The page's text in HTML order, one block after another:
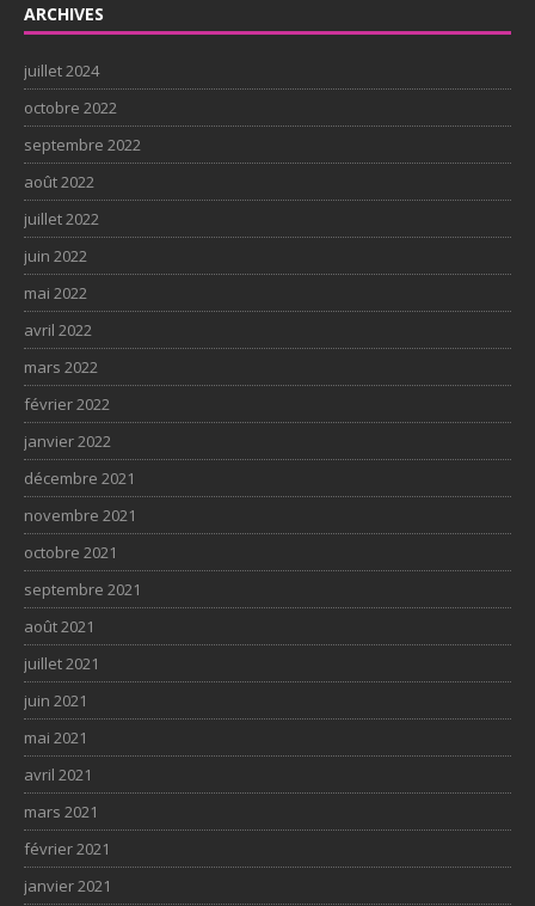
ARCHIVES
juillet 2024
octobre 2022
septembre 2022
août 2022
juillet 2022
juin 2022
mai 2022
avril 2022
mars 2022
février 2022
janvier 2022
décembre 2021
novembre 2021
octobre 2021
septembre 2021
août 2021
juillet 2021
juin 2021
mai 2021
avril 2021
mars 2021
février 2021
janvier 2021